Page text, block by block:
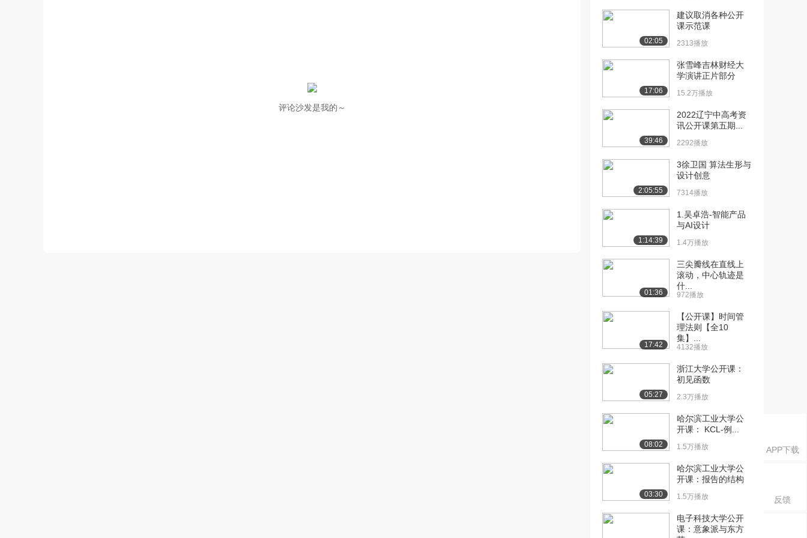
APP下载
反馈
评论沙发是我的～
[10] 华中科技大学公开
16:11
[11] 华中科技大学公开
课：结构图等效变换...
12:55
[12] 华中科技大学公开
课：结构图等效变换...
18:28
[13] 华中科技大学公开
18:39
[14] 华中科技大学公开
16:53
[15] 华中科技大学公开
课：线性系统时间响...
06:32
课：一阶系统的时域...
课：二阶系统的时域...
[18] 华中科技大学公开
课：欠阻尼二阶系统...
[19] 华中科技大学公开
课：二阶系统性能的...
[20] 华中科技大学公开
课：高阶系统的时域...
1.4万播放
02:05
建议取消各种公开
课示范课
2313播放
17:06
张雪峰吉林财经大
学演讲正片部分
15.2万播放
39:46
2022辽宁中高考资
讯公开课第五期...
2292播放
2:05:55
3徐卫国 算法生形与
设计创意
7314播放
1:14:39
1.吴卓浩-智能产品
与AI设计
1.4万播放
01:36
三尖瓣线在直线上
滚动，中心轨迹是
什...
972播放
17:42
【公开课】时间管
理法则【全10
集】...
4132播放
05:27
浙江大学公开课：
初见函数
2.3万播放
08:02
哈尔滨工业大学公
开课： KCL-例...
1.5万播放
03:30
哈尔滨工业大学公
开课：报告的结构
1.5万播放
电子科技大学公开
课：意象派与东方